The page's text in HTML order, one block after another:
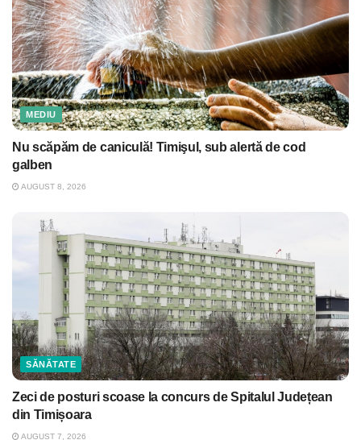
MEDIU
Nu scăpăm de caniculă! Timişul, sub alertă de cod
galben
AUGUST 8, 2026
SĂNĂTATE
Zeci de posturi scoase la concurs de Spitalul Județean
din Timișoara
AUGUST 7, 2026